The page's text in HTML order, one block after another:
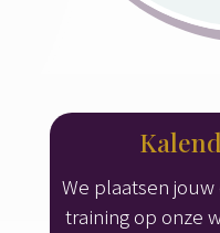
We plaatsen
training op onze